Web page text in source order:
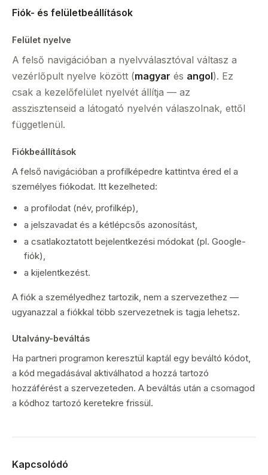
Fiók- és felületbeállítások
Felület nyelve
A felső navigációban a nyelvválasztóval váltasz a
vezérlőpult nyelve között (magyar és angol). Ez
csak a kezelőfelület nyelvét állítja — az
asszisztenseid a látogató nyelvén válaszolnak, ettől
függetlenül.
Fiókbeállítások
A felső navigációban a profilképedre kattintva éred el a
személyes fiókodat. Itt kezelheted:
a profilodat (név, profilkép),
a jelszavadat és a kétlépcsős azonosítást,
a csatlakoztatott bejelentkezési módokat (pl. Google-
fiók),
a kijelentkezést.
A fiók a személyedhez tartozik, nem a szervezethez —
ugyanazzal a fiókkal több szervezetnek is tagja lehetsz.
Utalvány-beváltás
Ha partneri programon keresztül kaptál egy beváltó kódot,
a kód megadásával aktiválhatod a hozzá tartozó
hozzáférést a szervezeteden. A beváltás után a csomagod
a kódhoz tartozó keretekre frissül.
Kapcsolódó